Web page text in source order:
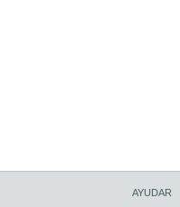
AYUDAR